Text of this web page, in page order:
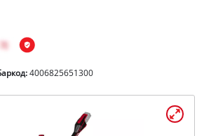
4006825651300